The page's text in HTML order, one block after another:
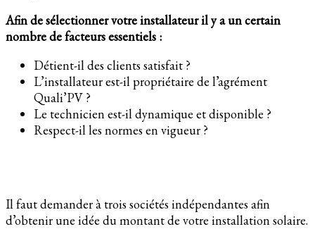
Afin de sélectionner votre installateur il y a un certain
nombre de facteurs essentiels :
Détient-il des clients satisfait ?
L’installateur est-il propriétaire de l’agrément
Quali’PV ?
Le technicien est-il dynamique et disponible ?
Respect-il les normes en vigueur ?
Il faut demander à trois sociétés indépendantes afin
d’obtenir une idée du montant de votre installation solaire.